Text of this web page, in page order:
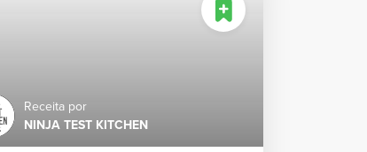
Receita por
NINJA TEST KITCHEN